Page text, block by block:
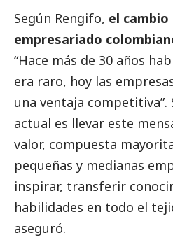
Según Rengifo, el
empresariado
“Hace más de 30 años
era raro, hoy las
una ventaja
actual es llevar este
valor, compuesta
pequeñas y medianas
inspirar, transferir
habilidades en todo el
aseguró.